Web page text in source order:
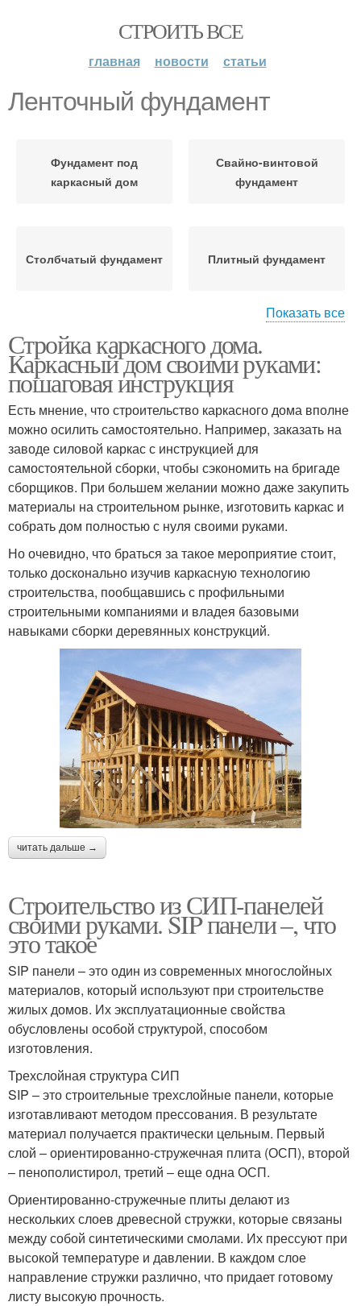
СТРОИТЬ ВСЕ
главная новости статьи
Ленточный фундамент
Фундамент под
каркасный дом
Свайно-винтовой
фундамент
Столбчатый фундамент Плитный фундамент
Фундамент под сип
фундаменте
Арматура в ленточном
фундаменте
Арматуры под
ленточный фундамент
Хомуты в ленточном
фундаменте
Инструкция к
фундаменту
Опалубка для
фундамента
Опалубки для
фундамента
Арматуры под
фундамент
Арматура для
ленточного фундамента
Арматуры для
фундамента
Арматуры для
ленточного фундамента
Арматуры на
Фундамент под забор
фундамента
Фундамент под теплицу
Показать все
Стройка каркасного дома.
Каркасный дом своими руками:
пошаговая инструкция
Есть мнение, что строительство каркасного дома вполне
можно осилить самостоятельно. Например, заказать на
заводе силовой каркас с инструкцией для
самостоятельной сборки, чтобы сэкономить на бригаде
сборщиков. При большем желании можно даже закупить
материалы на строительном рынке, изготовить каркас и
собрать дом полностью с нуля своими руками.
Но очевидно, что браться за такое мероприятие стоит,
только досконально изучив каркасную технологию
строительства, пообщавшись с профильными
строительными компаниями и владея базовыми
навыками сборки деревянных конструкций.
читать дальше →
Строительство из СИП-панелей
своими руками. SIP панели –, что
это такое
SIP панели – это один из современных многослойных
материалов, который используют при строительстве
жилых домов. Их эксплуатационные свойства
обусловлены особой структурой, способом
изготовления.
Трехслойная структура СИП
SIP – это строительные трехслойные панели, которые
изготавливают методом прессования. В результате
материал получается практически цельным. Первый
слой – ориентированно-стружечная плита (ОСП), второй
– пенополистирол, третий – еще одна ОСП.
Ориентированно-стружечные плиты делают из
нескольких слоев древесной стружки, которые связаны
между собой синтетическими смолами. Их прессуют при
высокой температуре и давлении. В каждом слое
направление стружки различно, что придает готовому
листу высокую прочность.